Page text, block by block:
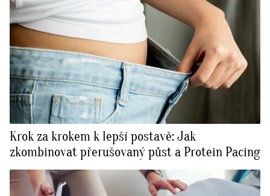
Krok za krokem k lepší postavě: Jak
zkombinovat přerušovaný půst a Protein Pacing